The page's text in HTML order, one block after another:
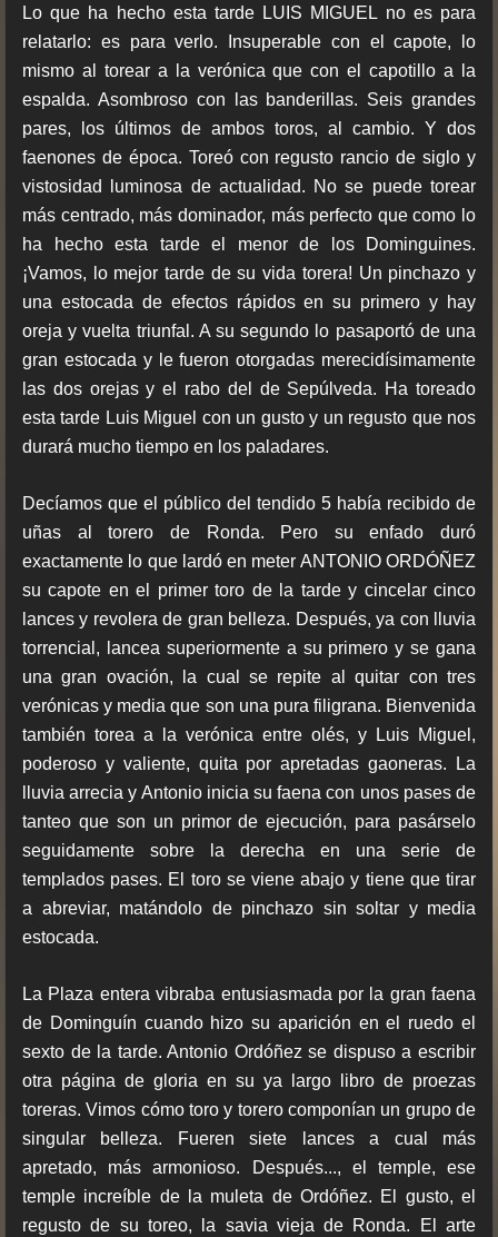
Lo que ha hecho esta tarde LUIS MIGUEL no es para
relatarlo: es para verlo. Insuperable con el capote, lo
mismo al torear a la verónica que con el capotillo a la
espalda. Asombroso con las banderillas. Seis grandes
pares, los últimos de ambos toros, al cambio. Y dos
faenones de época. Toreó con regusto rancio de siglo y
vistosidad luminosa de actualidad. No se puede torear
más centrado, más dominador, más perfecto que como lo
ha hecho esta tarde el menor de los Dominguines.
¡Vamos, lo mejor tarde de su vida torera! Un pinchazo y
una estocada de efectos rápidos en su primero y hay
oreja y vuelta triunfal. A su segundo lo pasaportó de una
gran estocada y le fueron otorgadas merecidísimamente
las dos orejas y el rabo del de Sepúlveda. Ha toreado
esta tarde Luis Miguel con un gusto y un regusto que nos
durará mucho tiempo en los paladares.
Decíamos que el público del tendido 5 había recibido de
uñas al torero de Ronda. Pero su enfado duró
exactamente lo que lardó en meter ANTONIO ORDÓÑEZ
su capote en el primer toro de la tarde y cincelar cinco
lances y revolera de gran belleza. Después, ya con lluvia
torrencial, lancea superiormente a su primero y se gana
una gran ovación, la cual se repite al quitar con tres
verónicas y media que son una pura filigrana. Bienvenida
también torea a la verónica entre olés, y Luis Miguel,
poderoso y valiente, quita por apretadas gaoneras. La
lluvia arrecia y Antonio inicia su faena con unos pases de
tanteo que son un primor de ejecución, para pasárselo
seguidamente sobre la derecha en una serie de
templados pases. El toro se viene abajo y tiene que tirar
a abreviar, matándolo de pinchazo sin soltar y media
estocada.
La Plaza entera vibraba entusiasmada por la gran faena
de Dominguín cuando hizo su aparición en el ruedo el
sexto de la tarde. Antonio Ordóñez se dispuso a escribir
otra página de gloria en su ya largo libro de proezas
toreras. Vimos cómo toro y torero componían un grupo de
singular belleza. Fueren siete lances a cual más
apretado, más armonioso. Después..., el temple, ese
temple increíble de la muleta de Ordóñez. El gusto, el
regusto de su toreo, la savia vieja de Ronda. El arte